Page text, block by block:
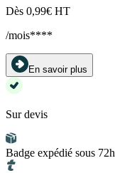
Dès 0,99€ HT
/mois****
En savoir plus
Sur devis
Badge expédié sous 72h